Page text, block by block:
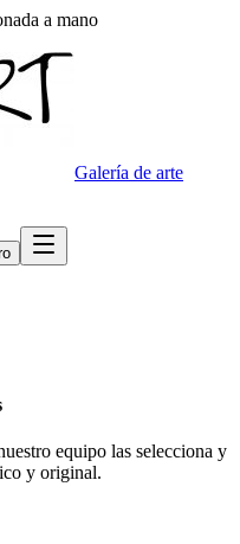
a mano
Galería de arte
equipo las selecciona y
y original.